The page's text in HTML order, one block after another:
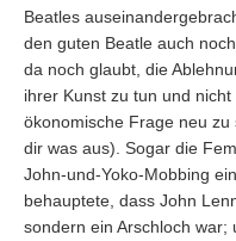
Beatles
den guten Beatle auch
da noch glaubt, die
ihrer Kunst zu tun und
ökonomische Frage neu
dir was aus). Sogar die
John-und-Yoko-Mobbing
behauptete, dass John
sondern ein Arschloch